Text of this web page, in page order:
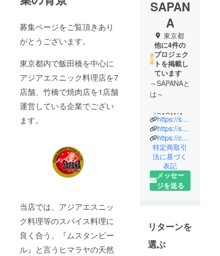
募集ページをご覧頂きあり
がとうございます。
東京都内で飯田橋を中心に
アジアエスニック料理店を7
店舗、竹橋で焼肉店を1店舗
運営している企業でござい
ます。
当店では、アジアエスニッ
ク料理等のスパイス料理に
良く合う、『ムスタンビー
ル』と言うヒマラヤの天然
SAPAN
A
東京都
他に4件の
プロジェク
トを掲載し
ています
～SAPANAと
は～
『SAPANA』
はヒン
ディー語で
『夢』。
愛する日本
の地で、沢
山の方々と
サパナを通
ご満足頂く
ことが私た
ちの
https://sapana-group.com/
https://sapana-group.com/delivery/
https://caravansapana.myshopify.com/
特定商取引
法に基づく
表記
メッセー
ジを送る
リターンを
選ぶ